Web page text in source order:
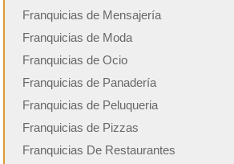
Franquicias de Mensajería
Franquicias de Moda
Franquicias de Ocio
Franquicias de Panadería
Franquicias de Peluqueria
Franquicias de Pizzas
Franquicias De Restaurantes